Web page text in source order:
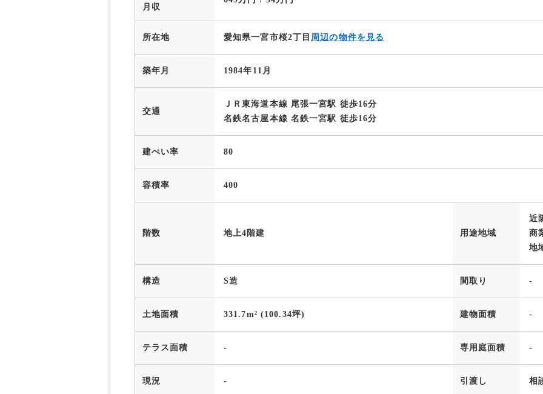
月収
所在地 愛知県一宮市桜2丁目 周辺の物件を見る
築年月 1984年11月
交通
ＪＲ東海道本線 尾張一宮駅 徒歩16分
名鉄名古屋本線 名鉄一宮駅 徒歩16分
建ぺい率 80
容積率 400
階数 地上4階建 用途地域
近
商
地
構造 S造 間取り -
土地面積 331.7m² (100.34坪) 建物面積 -
テラス面積 - 専用庭面積 -
現況 - 引渡し 相